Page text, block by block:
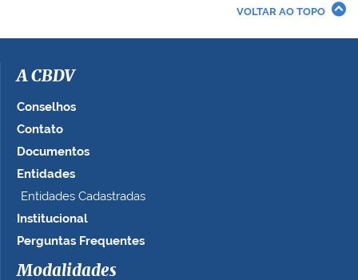
i
a
e
n
o
t
m
a
n
o
VOLTAR AO TOPO
A CBDV
Conselhos
Contato
Documentos
Entidades
Entidades Cadastradas
Institucional
Perguntas Frequentes
Modalidades